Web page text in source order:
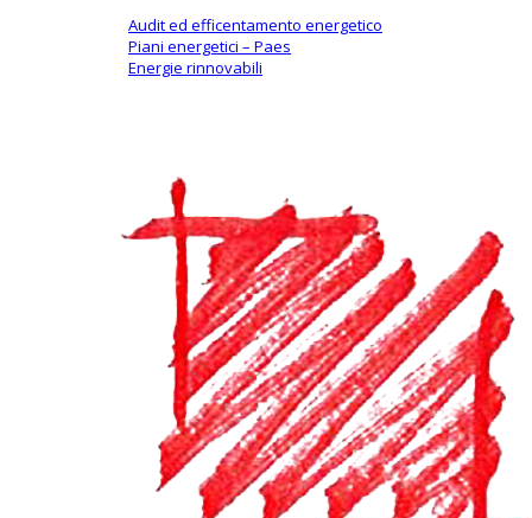
Audit ed efficentamento energetico
Piani energetici – Paes
Energie rinnovabili